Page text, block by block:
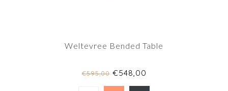
Weltevree Bended Table
€595,00€548,00